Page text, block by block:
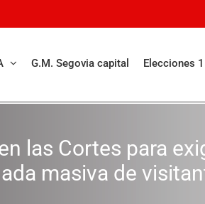
G.M. Segovia capital Elecciones
las Cortes para
masiva de